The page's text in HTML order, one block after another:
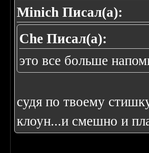
Minich Писал(а):
Che Писал(а):
это все больше
судя по твоему
клоун...и смешно и